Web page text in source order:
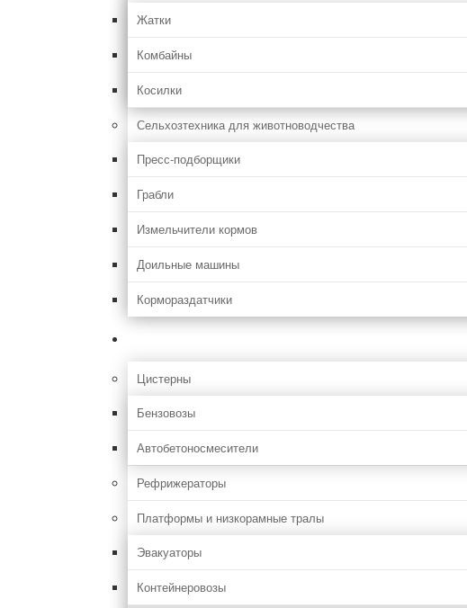
Жатки
Комбайны
Косилки
Сельхозтехника для животноводчества
Пресс-подборщики
Грабли
Измельчители кормов
Доильные машины
Кормораздатчики
Цистерны
Бензовозы
Автобетоносмесители
Рефрижераторы
Платформы и низкорамные тралы
Эвакуаторы
Контейнеровозы